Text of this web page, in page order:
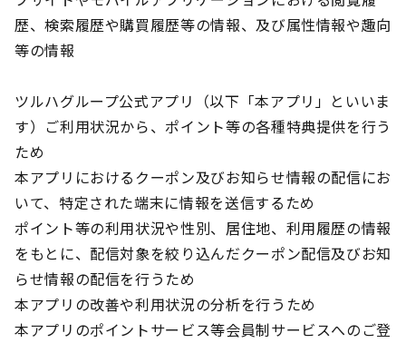
歴、検索履歴や購買履歴等の情報、及び属性情報や趣向
等の情報
ツルハグループ公式アプリ（以下「本アプリ」といいま
す）ご利用状況から、ポイント等の各種特典提供を行う
ため
本アプリにおけるクーポン及びお知らせ情報の配信にお
いて、特定された端末に情報を送信するため
ポイント等の利用状況や性別、居住地、利用履歴の情報
をもとに、配信対象を絞り込んだクーポン配信及びお知
らせ情報の配信を行うため
本アプリの改善や利用状況の分析を行うため
本アプリのポイントサービス等会員制サービスへのご登